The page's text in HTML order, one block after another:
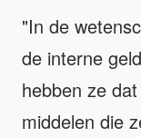
"In de
de interne
hebben ze
middelen die